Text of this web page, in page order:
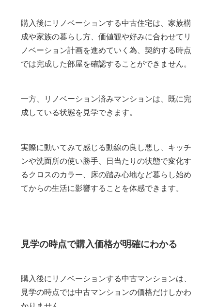
購入後にリノベーションする中古住宅は、家族構
成や家族の暮らし方、価値観や好みに合わせてリ
ノベーション計画を進めていく為、契約する時点
では完成した部屋を確認することができません。
一方、リノベーション済みマンションは、既に完
成している状態を見学できます。
実際に動いてみて感じる動線の良し悪し、キッチ
ンや洗面所の使い勝手、日当たりの状態で変化す
るクロスのカラー、床の踏み心地など暮らし始め
てからの生活に影響することを体感できます。
見学の時点で購入価格が明確にわかる
購入後にリノベーションする中古マンションは、
見学の時点では中古マンションの価格だけしかわ